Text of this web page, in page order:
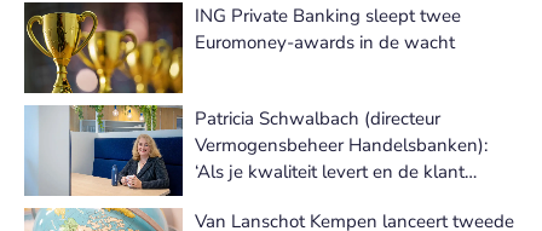
ING Private Banking sleept twee
Euromoney-awards in de wacht
Patricia Schwalbach (directeur
Vermogensbeheer Handelsbanken):
‘Als je kwaliteit levert en de klant
Van Lanschot Kempen lanceert tweede